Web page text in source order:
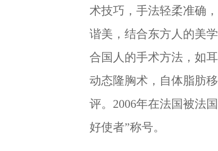
术技巧，手法轻柔准确
谐美，结合东方人的美
合国人的手术方法，如
动态隆胸术，自体脂肪
评。2006年在法国被法
好使者”称号。